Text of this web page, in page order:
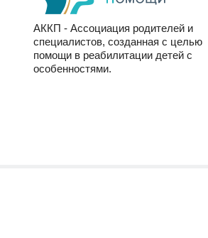
АККП - Ассоциация родителей и
специалистов, созданная с целью
помощи в реабилитации детей с
особенностями.